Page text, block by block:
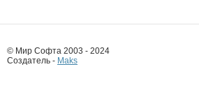
© Мир Софта 2003 - 2024
Создатель - Maks